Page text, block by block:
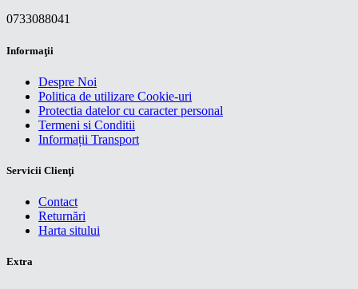
0733088041
Informaţii
Despre Noi
Politica de utilizare Cookie-uri
Protectia datelor cu caracter personal
Termeni si Conditii
Informații Transport
Servicii Clienţi
Contact
Returnări
Harta sitului
Extra